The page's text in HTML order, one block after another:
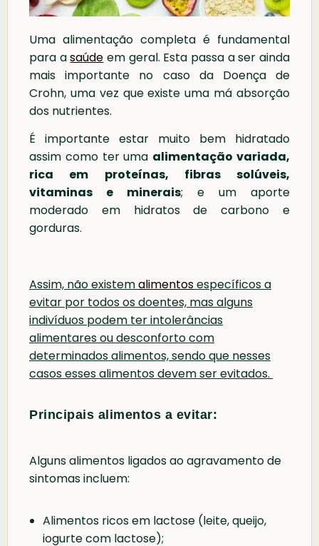
Uma alimentação completa é fundamental
para asaúde em geral. Esta passa a ser ainda
mais importante no caso da Doença de
Crohn, uma vez que existe uma má absorção
dos nutrientes.
É importante estar muito bem hidratado
assim como ter uma alimentação variada,
rica em proteínas, fibras solúveis,
vitaminas e minerais; e um aporte
moderado em hidratos de carbono e
gorduras.
Assim, não existemalimentosespecíficos a
evitar por todos os doentes, mas alguns
indivíduos podem ter intolerâncias
alimentares ou desconforto com
determinados alimentos, sendo que nesses
casos esses alimentos devem ser evitados.
Principais alimentos a evitar:
Alguns alimentos ligados ao agravamento de
sintomas incluem:
Alimentos ricos em lactose (leite, queijo,
iogurte com lactose);